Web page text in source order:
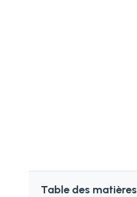
Table des matières